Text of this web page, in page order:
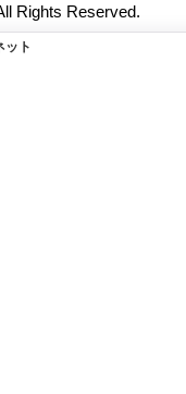
Rights Reserved.
ット